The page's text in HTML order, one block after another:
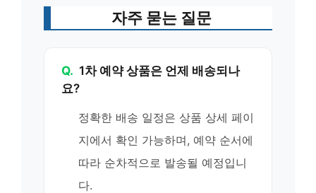
자주 묻는 질문
Q. 1차 예약 상품은 언제 배송되나
요?
정확한 배송 일정은 상품 상세 페이
지에서 확인 가능하며, 예약 순서에
따라 순차적으로 발송될 예정입니
다.